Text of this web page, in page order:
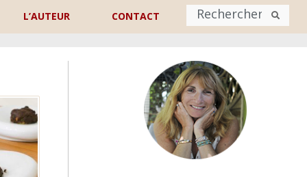
L’AUTEUR CONTACT
Nom
Adresse de contact